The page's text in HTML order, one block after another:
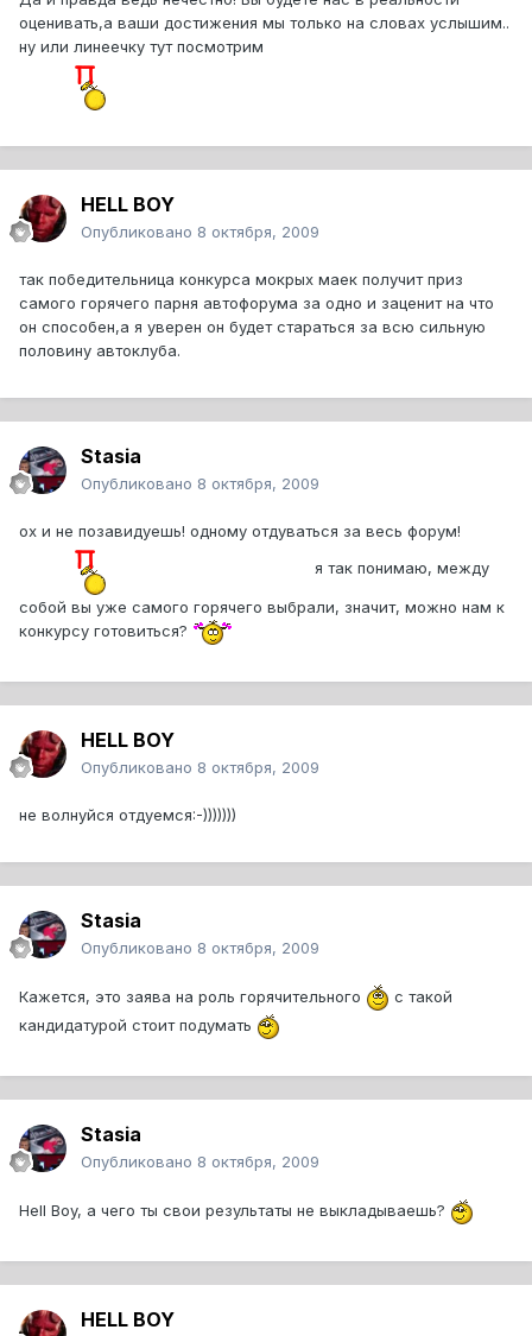
оценивать,а ваши достижения мы только на словах услышим..
ну или линеечку тут посмотрим
HELL BOY
Опубликовано 8 октября, 2009
так победительница конкурса мокрых маек получит приз
самого горячего парня автофорума за одно и заценит на что
он способен,а я уверен он будет стараться за всю сильную
половину автоклуба.
Stasia
Опубликовано 8 октября, 2009
ох и не позавидуешь! одному отдуваться за весь форум!
я так понимаю, между
собой вы уже самого горячего выбрали, значит, можно нам к
конкурсу готовиться?
HELL BOY
Опубликовано 8 октября, 2009
не волнуйся отдуемся:-)))))))
Stasia
Опубликовано 8 октября, 2009
Кажется, это заява на роль горячительного
с такой
кандидатурой стоит подумать
Stasia
Опубликовано 8 октября, 2009
Hell Boy, а чего ты свои результаты не выкладываешь?
HELL BOY